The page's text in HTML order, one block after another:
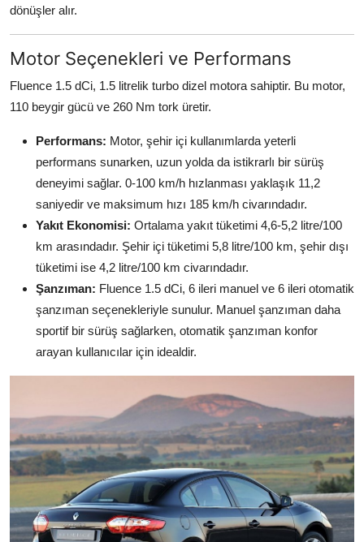
dönüşler alır.
Motor Seçenekleri ve Performans
Fluence 1.5 dCi, 1.5 litrelik turbo dizel motora sahiptir. Bu motor,
110 beygir gücü ve 260 Nm tork üretir.
Performans: Motor, şehir içi kullanımlarda yeterli
performans sunarken, uzun yolda da istikrarlı bir sürüş
deneyimi sağlar. 0-100 km/h hızlanması yaklaşık 11,2
saniyedir ve maksimum hızı 185 km/h civarındadır.
Yakıt Ekonomisi: Ortalama yakıt tüketimi 4,6-5,2 litre/100
km arasındadır. Şehir içi tüketimi 5,8 litre/100 km, şehir dışı
tüketimi ise 4,2 litre/100 km civarındadır.
Şanzıman: Fluence 1.5 dCi, 6 ileri manuel ve 6 ileri otomatik
şanzıman seçenekleriyle sunulur. Manuel şanzıman daha
sportif bir sürüş sağlarken, otomatik şanzıman konfor
arayan kullanıcılar için idealdir.